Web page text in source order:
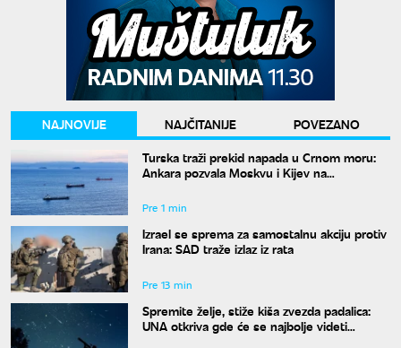
NAJNOVIJE NAJČITANIJE
POVEZANO
Turska traži prekid napada u Crnom moru:
Ankara pozvala Moskvu i Kijev na
Pre 1 min
Izrael se sprema za samostalnu akciju protiv
Irana: SAD traže izlaz iz rata
Pre 13 min
Spremite želje, stiže kiša zvezda padalica:
UNA otkriva gde će se najbolje videti